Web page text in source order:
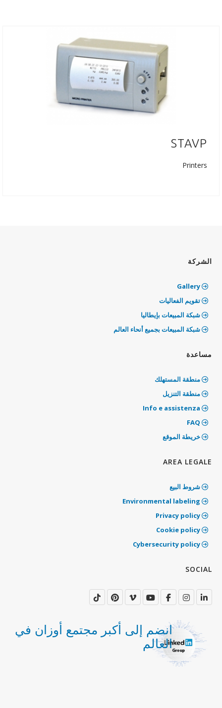
STAVP
Printers
الشركة
تقويم الفعاليات
شبكة المبيعات بإيطاليا
شبكة المبيعات بجميع أنحاء العالم
مساعدة
منطقة المستهلك
منطقة التنزيل
خريطة الموقع
AREA LEGALE
شروط البيع
‫SOCIAL
انضم إلى أكبر مجتمع أوزان في
العالم